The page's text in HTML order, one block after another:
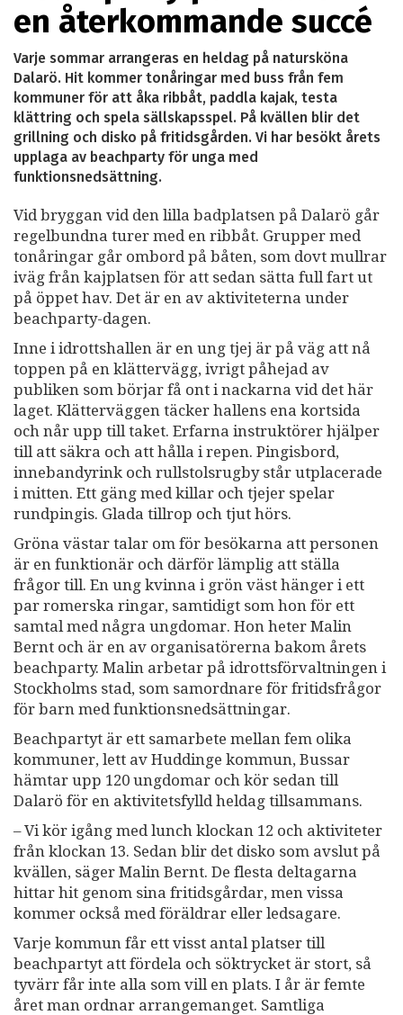
en återkommande succé
Varje sommar arrangeras en heldag på natursköna
Dalarö. Hit kommer tonåringar med buss från fem
kommuner för att åka ribbåt, paddla kajak, testa
klättring och spela sällskapsspel. På kvällen blir det
grillning och disko på fritidsgården. Vi har besökt årets
upplaga av beachparty för unga med
funktionsnedsättning.
Vid bryggan vid den lilla badplatsen på Dalarö går
regelbundna turer med en ribbåt. Grupper med
tonåringar går ombord på båten, som dovt mullrar
iväg från kajplatsen för att sedan sätta full fart ut
på öppet hav. Det är en av aktiviteterna under
beachparty-dagen.
Inne i idrottshallen är en ung tjej är på väg att nå
toppen på en klättervägg, ivrigt påhejad av
publiken som börjar få ont i nackarna vid det här
laget. Klätterväggen täcker hallens ena kortsida
och når upp till taket. Erfarna instruktörer hjälper
till att säkra och att hålla i repen. Pingisbord,
innebandyrink och rullstolsrugby står utplacerade
i mitten. Ett gäng med killar och tjejer spelar
rundpingis. Glada tillrop och tjut hörs.
Gröna västar talar om för besökarna att personen
är en funktionär och därför lämplig att ställa
frågor till. En ung kvinna i grön väst hänger i ett
par romerska ringar, samtidigt som hon för ett
samtal med några ungdomar. Hon heter Malin
Bernt och är en av organisatörerna bakom årets
beachparty. Malin arbetar på idrottsförvaltningen i
Stockholms stad, som samordnare för fritidsfrågor
för barn med funktionsnedsättningar.
Beachpartyt är ett samarbete mellan fem olika
kommuner, lett av Huddinge kommun, Bussar
hämtar upp 120 ungdomar och kör sedan till
Dalarö för en aktivitetsfylld heldag tillsammans.
– Vi kör igång med lunch klockan 12 och aktiviteter
från klockan 13. Sedan blir det disko som avslut på
kvällen, säger Malin Bernt. De flesta deltagarna
hittar hit genom sina fritidsgårdar, men vissa
kommer också med föräldrar eller ledsagare.
Varje kommun får ett visst antal platser till
beachpartyt att fördela och söktrycket är stort, så
tyvärr får inte alla som vill en plats. I år är femte
året man ordnar arrangemanget. Samtliga